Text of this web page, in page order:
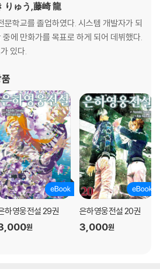
りゅう,藤崎 龍
문학교를 졸업하였다. 시스템 개발자가 되
에 만화가를 목표로 하게 되어 데뷔했다.
있다.
하영웅전설 29권
원
은하영웅전설 20권
3,000원